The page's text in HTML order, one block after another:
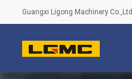
Guangxi Ligong Machinery Co.,Ltd